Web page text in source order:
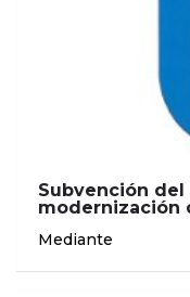
Subvención del
modernización
Mediante